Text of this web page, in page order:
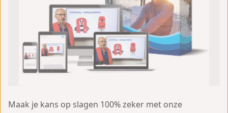
Maak je kans op slagen 100% zeker met onze